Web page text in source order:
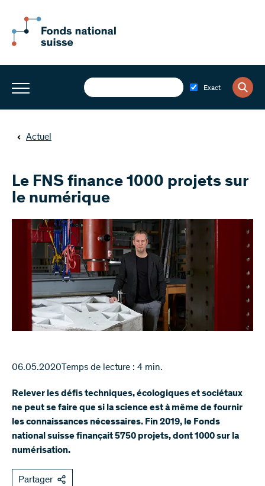
Exact
Actuel
Le FNS finance 1000 projets sur
le numérique
06.05.2020 Temps de lecture : 4 min.
Relever les défis techniques, écologiques et sociétaux
ne peut se faire que si la science est à même de fournir
les connaissances nécessaires. Fin 2019, le Fonds
national suisse finançait 5750 projets, dont 1000 sur la
numérisation.
Partager